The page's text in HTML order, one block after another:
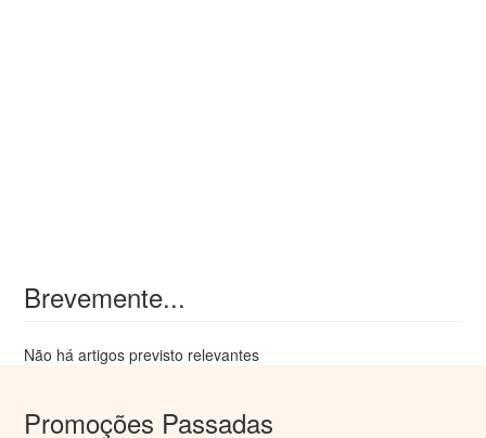
Brevemente...
Não há artigos previsto relevantes
Promoções Passadas